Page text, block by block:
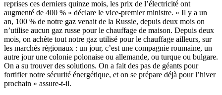
reprises ces derniers quinze mois, les prix de l’électricité ont
augmenté de 400 % » déclare le vice-premier ministre. « Il y a un
an, 100 % de notre gaz venait de la Russie, depuis deux mois on
n’utilise aucun gaz russe pour le chauffage de maison. Depuis deux
mois, on achète tout notre gaz utilisé pour le chauffage ailleurs, sur
les marchés régionaux : un jour, c’est une compagnie roumaine, un
autre jour une colonie polonaise ou allemande, ou turque ou bulgare.
On a su trouver des solutions. On a fait des pas de géants pour
fortifier notre sécurité énergétique, et on se prépare déjà pour l’hiver
prochain » assure-t-il.